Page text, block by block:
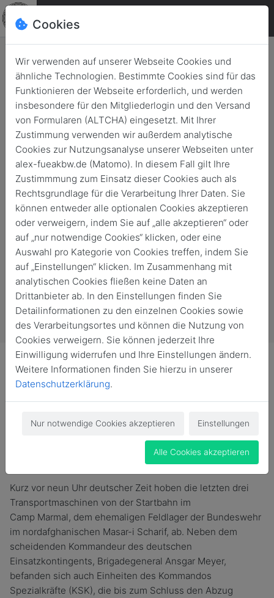
Auch viele Alumni waren dort:
Letzter Flieger ist gelandet! Die
Bundeswehr beendet Einsatz
in Afghanistan
Zurück 30. Juni 2021
sind aus Afghanistan zurückgekehrt. Mit dem Empfang
der Truppe endet die Mission Resolute Support und der
rund 20 Jahre dauernde Einsatz der Bundeswehr am
Kurz vor neun Uhr deutscher Zeit hoben die letzten drei
Transportmaschinen von der Startbahn im
Camp Marmal, dem ehemaligen Feldlager der Bundeswehr
im nordafghanischen Masar-i Scharif, ab. Neben dem
scheidenden Kommandeur des deutschen
Einsatzkontingents, Brigadegeneral Ansgar Meyer,
befanden sich auch Einheiten des Kommandos
Spezialkräfte (KSK), die bis zum Schluss den Abzug
Cookies
Wir verwenden auf unserer Webseite Cookies und
ähnliche Technologien. Bestimmte Cookies sind für das
Funktionieren der Webseite erforderlich, und werden
insbesondere für den Mitgliederlogin und den Versand
von Formularen (ALTCHA) eingesetzt. Mit Ihrer
Zustimmung verwenden wir außerdem analytische
Cookies zur Nutzungsanalyse unserer Webseiten unter
alex-fueakbw.de (Matomo). In diesem Fall gilt Ihre
Zustimmmung zum Einsatz dieser Cookies auch als
Rechtsgrundlage für die Verarbeitung Ihrer Daten. Sie
können entweder alle optionalen Cookies akzeptieren
oder verweigern, indem Sie auf „alle akzeptieren“ oder
auf „nur notwendige Cookies“ klicken, oder eine
Auswahl pro Kategorie von Cookies treffen, indem Sie
auf „Einstellungen“ klicken. Im Zusammenhang mit
analytischen Cookies fließen keine Daten an
Drittanbieter ab. In den Einstellungen finden Sie
Detailinformationen zu den einzelnen Cookies sowie
des Verarbeitungsortes und können die Nutzung von
Cookies verweigern. Sie können jederzeit Ihre
Einwilligung widerrufen und Ihre Einstellungen ändern.
Weitere Informationen finden Sie hierzu in unserer
Datenschutzerklärung.
Nur notwendige Cookies akzeptieren Einstellungen
Alle Cookies akzeptieren